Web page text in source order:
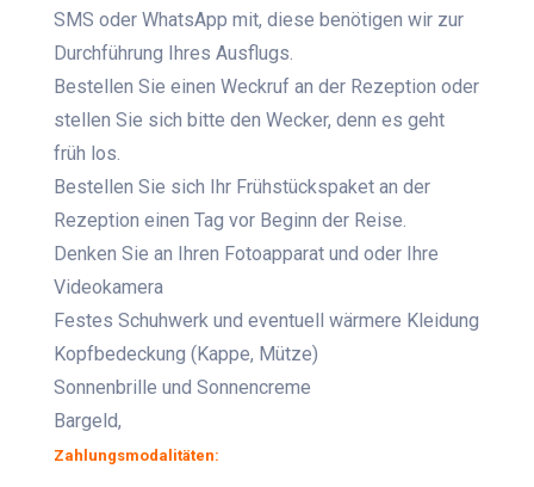
SMS oder WhatsApp mit, diese benötigen wir zur
Durchführung Ihres Ausflugs.
Bestellen Sie einen Weckruf an der Rezeption oder
stellen Sie sich bitte den Wecker, denn es geht
früh los.
Bestellen Sie sich Ihr Frühstückspaket an der
Rezeption einen Tag vor Beginn der Reise.
Denken Sie an Ihren Fotoapparat und oder Ihre
Videokamera
Festes Schuhwerk und eventuell wärmere Kleidung
Kopfbedeckung (Kappe, Mütze)
Sonnenbrille und Sonnencreme
Bargeld,
Zahlungsmodalitäten: